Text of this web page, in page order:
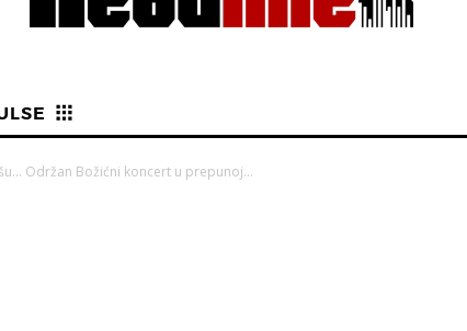
Održan Božićni koncert u prepunoj...